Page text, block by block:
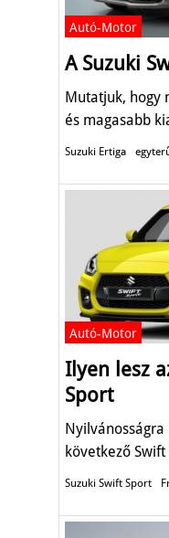
Autó-Motor
A Suzuki
Mutatjuk, hogy
és magasabb
Suzuki Ertiga
Autó-Motor
Ilyen lesz
Sport
következő
Suzuki Swift Sport